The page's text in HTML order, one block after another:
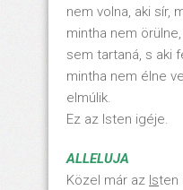
nem volna, aki sír,
mintha nem
sem tartaná, s aki
mintha nem élne
elmúlik.
Ez az Isten igéje.
ALLELUJA
Közel már az Isten